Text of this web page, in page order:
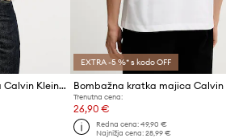
Bombažna kratka majica Calvin Klein Jeans
EXTRA -5 %* s kodo OFF
Trenutna cena:
26,90 €
Redna cena: 49,90 €
Najnižja cena: 28,99 €